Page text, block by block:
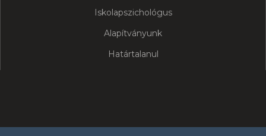
Iskolapszichológus
Alapítványunk
Határtalanul